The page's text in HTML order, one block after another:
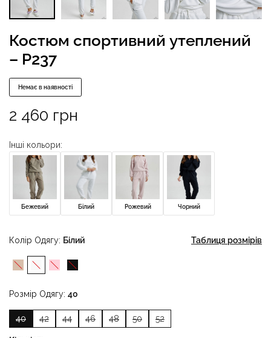
Костюм спортивний утеплений
– P237
Немає в наявності
2 460 грн
Інші кольори:
Бежевий Білий Рожевий Чорний
Колір Одягу Білий
Розмір Одягу 40
40 42 44 46 48 50 52
Таблиця розмірів